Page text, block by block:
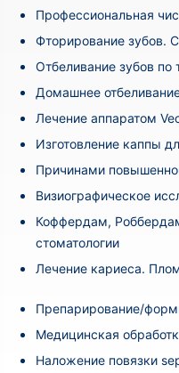
Профессиональная
Фторирование зубов.
Отбеливание зубов по
Домашнее
Лечение аппаратом
Изготовление каппы
Причинами
Визиографическое
Коффердам,
стоматологии
Лечение кариеса.
Препарирование/
Медицинская
Наложение повязки